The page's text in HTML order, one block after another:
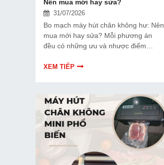
Nên mua mới hay sửa?
31/07/2026
Bo mạch máy hút chân không hư: Nên
mua mới hay sửa? Mỗi phương án
đều có những ưu và nhược điểm
quyết định phù hợp với tình trạng thiết
XEM TIẾP